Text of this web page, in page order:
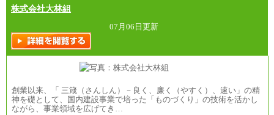
株式会社大林組
07月06日更新
創業以来、「 三箴（さんしん）－良く、廉く（やすく）、速い」の精
神を礎として、国内建設事業で培った「ものづくり」の技術を活かし
ながら、事業領域を広げてき…